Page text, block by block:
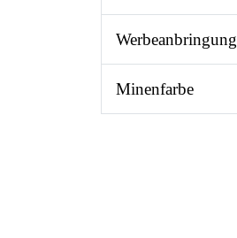
Werbeanbringung
Minenfarbe